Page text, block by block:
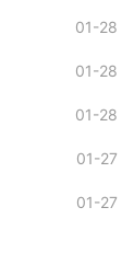
01-28
01-28
01-28
01-27
01-27